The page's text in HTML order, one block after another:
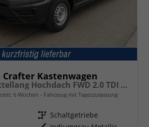
Crafter Kastenwagen
Kasten 35 mittellang Hochdach FWD 2.0 TDI L3H3 AHK Kamera 270 Grad App PDC GRA
6 Wochen Fahrzeug mit Tageszulassung
Getriebe Schaltgetriebe